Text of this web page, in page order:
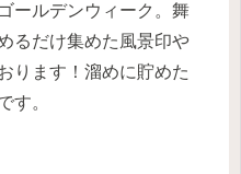
ールデンウィーク。舞
るだけ集めた風景印や
ります！溜めに貯めた
す。